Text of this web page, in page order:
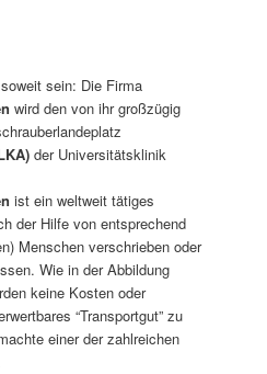
sein: Die Firma
wird den von ihr großzügig
der Universitätsklinik
ist ein weltweit tätiges
der Hilfe von entsprechend
Menschen verschrieben oder
Wie in der Abbildung
keine Kosten oder
“Transportgut” zu
einer der zahlreichen